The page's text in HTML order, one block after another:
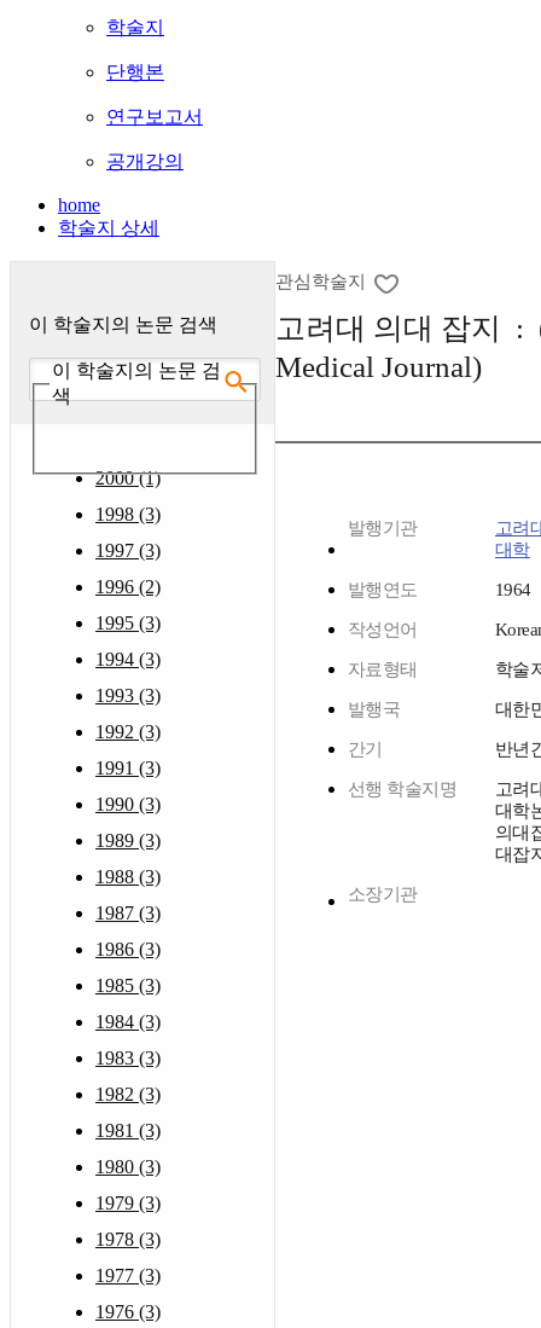
학술지
단행본
연구보고서
공개강의
home
학술지 상세
이 학술지의 논문 검색
이 학술지의 논문 검
색
2000 (1)
1998 (3)
1997 (3)
1996 (2)
1995 (3)
1994 (3)
1993 (3)
1992 (3)
1991 (3)
1990 (3)
1989 (3)
1988 (3)
1987 (3)
1986 (3)
1985 (3)
1984 (3)
1983 (3)
1982 (3)
1981 (3)
1980 (3)
1979 (3)
1978 (3)
1977 (3)
1976 (3)
관심학술지
고려대 의대 잡지 :
Medical Journal)
발행기관
고려
대학
발행연도 1964
작성언어
자료형태 학술
발행국 대한
간기 반년
선행 학술지명
고려
대학
의대
대잡
소장기관